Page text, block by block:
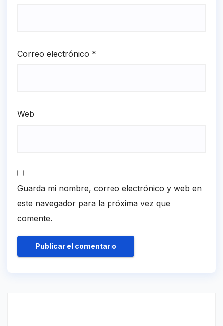
Correo electrónico *
Web
Guarda mi nombre, correo electrónico y web en
este navegador para la próxima vez que
comente.